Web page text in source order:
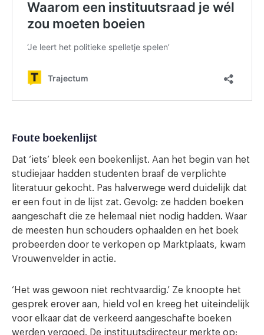
Foute boekenlijst
Dat ‘iets’ bleek een boekenlijst. Aan het begin van het
studiejaar hadden studenten braaf de verplichte
literatuur gekocht. Pas halverwege werd duidelijk dat
er een fout in de lijst zat. Gevolg: ze hadden boeken
aangeschaft die ze helemaal niet nodig hadden. Waar
de meesten hun schouders ophaalden en het boek
probeerden door te verkopen op Marktplaats, kwam
Vrouwenvelder in actie.
‘Het was gewoon niet rechtvaardig.’ Ze knoopte het
gesprek erover aan, hield vol en kreeg het uiteindelijk
voor elkaar dat de verkeerd aangeschafte boeken
werden vergoed. De instituutsdirecteur merkte op: